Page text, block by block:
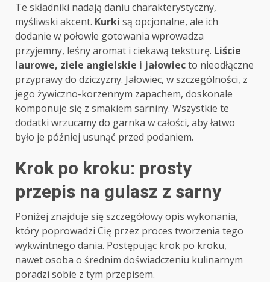
Te składniki nadają daniu charakterystyczny,
myśliwski akcent. Kurki są opcjonalne, ale ich
dodanie w połowie gotowania wprowadza
przyjemny, leśny aromat i ciekawą teksturę. Liście
laurowe, ziele angielskie i jałowiecto nieodłączne
przyprawy do dziczyzny. Jałowiec, w szczególności, z
jego żywiczno-korzennym zapachem, doskonale
komponuje się z smakiem sarniny. Wszystkie te
dodatki wrzucamy do garnka w całości, aby łatwo
było je później usunąć przed podaniem.
Krok po kroku: prosty
przepis na gulasz z sarny
Poniżej znajduje się szczegółowy opis wykonania,
który poprowadzi Cię przez proces tworzenia tego
wykwintnego dania. Postępując krok po kroku,
nawet osoba o średnim doświadczeniu kulinarnym
poradzi sobie z tym przepisem.